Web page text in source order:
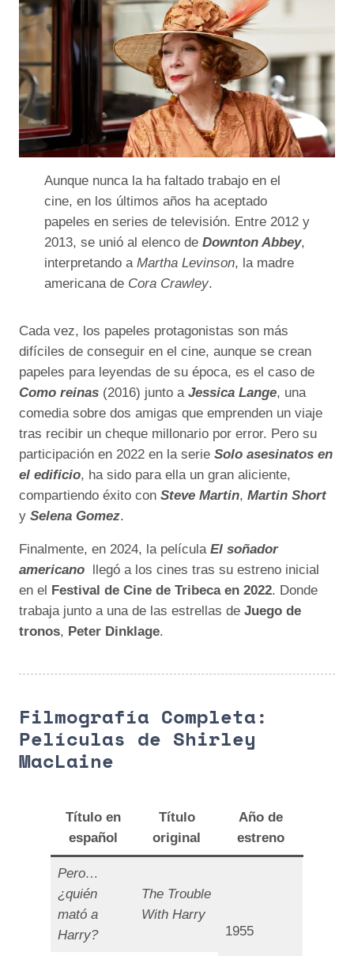
Aunque nunca la ha faltado trabajo en el
cine, en los últimos años ha aceptado
papeles en series de televisión. Entre 2012 y
2013, se unió al elenco de Downton Abbey,
interpretando a Martha Levinson, la madre
americana de Cora Crawley.
Cada vez, los papeles protagonistas son más
difíciles de conseguir en el cine, aunque se crean
papeles para leyendas de su época, es el caso de
Como reinas (2016) junto a Jessica Lange, una
comedia sobre dos amigas que emprenden un viaje
tras recibir un cheque millonario por error. Pero su
participación en 2022 en la serie Solo asesinatos en
el edificio, ha sido para ella un gran aliciente,
compartiendo éxito con Steve Martin, Martin Short
y Selena Gomez.
Finalmente, en 2024, la película El soñador
americano
llegó a los cines tras su estreno inicial
en el
Festival de Cine de Tribeca en 2022. Donde
trabaja junto a una de las estrellas de Juego de
tronos, Peter Dinklage.
Filmografía Completa:
Películas de Shirley
MacLaine
Título en
español
Título
original
Año de
estreno
Pero…
¿quién
mató a
Harry?
The Trouble
With Harry
1955